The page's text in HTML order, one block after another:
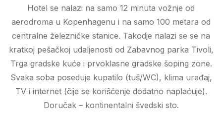
Hotel se nalazi na samo 12 minuta vožnje od
aerodroma u Kopenhagenu i na samo 100 metara od
centralne železničke stanice. Takodje nalazi se se na
kratkoj pešačkoj udaljenosti od Zabavnog parka Tivoli,
Trga gradske kuće i prvoklasne gradske šoping zone.
Svaka soba poseduje kupatilo (tuš/WC), klima uređaj,
TV i internet (čije se korišćenje dodatno naplaćuje).
Doručak – kontinentalni švedski sto.